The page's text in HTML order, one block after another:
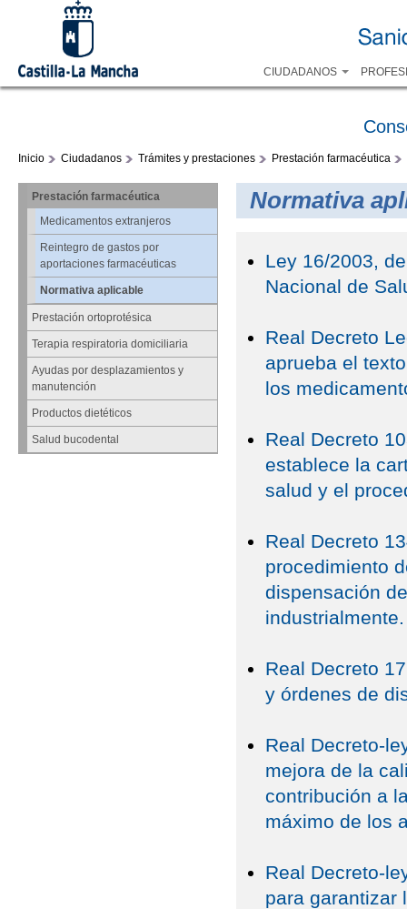
CIUDADANOS
Inicio Ciudadanos Trámites y prestaciones Prestación farmacéutica
Prestación farmacéutica
Medicamentos extranjeros
Reintegro de gastos por
aportaciones farmacéuticas
Normativa aplicable
Prestación ortoprotésica
Terapia respiratoria domiciliaria
Ayudas por desplazamientos y
manutención
Productos dietéticos
Salud bucodental
Normativa
Ley 16/2003,
Nacional de
Real Decreto
aprueba el
los
Real Decreto
establece la
salud y el
Real Decreto
procedimiento
dispensación
industrialmente.
Real Decreto
y órdenes de
Real Decreto-
mejora de la
contribución a
máximo de los
Real Decreto-
para garantizar